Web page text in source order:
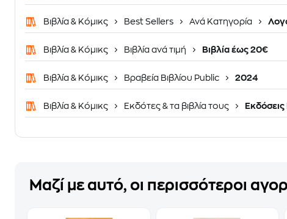
Βιβλία & Κόμικς Best Sellers Ανά Κατηγορία
Βιβλία & Κόμικς Βιβλία ανά τιμή Βιβλία έως 20€
Βιβλία & Κόμικς Βραβεία Βιβλίου Public 2024
Βιβλία & Κόμικς Εκδότες & τα βιβλία τους
Μαζί με αυτό, οι περισσότεροι